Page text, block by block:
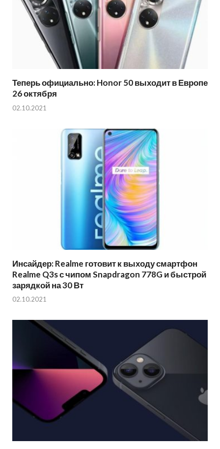
Теперь официально: Honor 50 выходит в Европе
26 октября
02.10.2021
Инсайдер: Realme готовит к выходу смартфон
Realme Q3s с чипом Snapdragon 778G и быстрой
зарядкой на 30 Вт
02.10.2021